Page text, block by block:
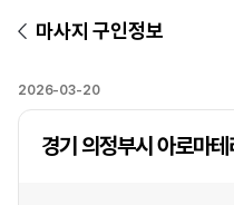
마사지 구인정보
2026-03-20
경기 의정부시 아로마